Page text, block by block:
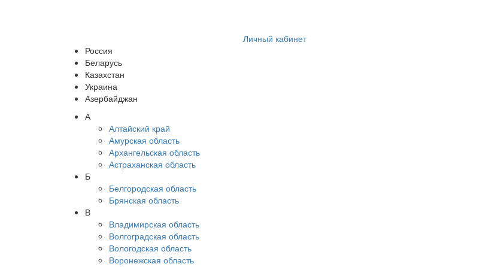
Личный кабинет
Россия
Беларусь
Казахстан
Украина
Азербайджан
А
Алтайский край
Амурская область
Архангельская область
Астраханская область
Б
Белгородская область
Брянская область
В
Владимирская область
Волгоградская область
Вологодская область
Воронежская область